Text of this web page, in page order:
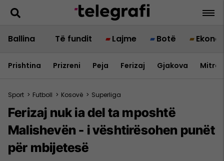
Ballina Të fundit Lajme Botë
Prishtina Prizreni Peja Ferizaj Gjakova
Sport > Futboll > Kosovë > Superliga
Ferizaj nuk ia del ta mposhtë
Malishevën - i vështirësohen punët
për mbijetesë